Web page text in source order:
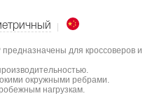
для кроссоверов и
окружными ребрами.
нагрузкам.